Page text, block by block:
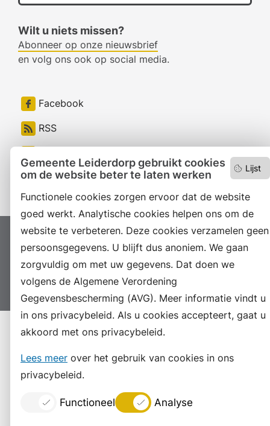
Lijst
Gemeente Leiderdorp gebruikt cookies
om de website beter te laten werken
Functionele cookies zorgen ervoor dat de website
goed werkt. Analytische cookies helpen ons om de
website te verbeteren. Deze cookies verzamelen geen
persoonsgegevens. U blijft dus anoniem. We gaan
zorgvuldig om met uw gegevens. Dat doen we
volgens de Algemene Verordening
Gegevensbescherming (AVG). Meer informatie vindt u
in ons privacybeleid. Als u cookies accepteert, gaat u
akkoord met ons privacybeleid.
Lees meer over het gebruik van cookies in ons
privacybeleid.
Functioneel Analyse
Wilt u niets missen?
Abonneer op onze nieuwsbrief
en volg ons ook op social media.
Facebook
RSS
Instagram
Colofon
Toegankelijkheid
Sitemap
Privacyverklaring
Servicenormen
Suggesties
Archief Vacatures